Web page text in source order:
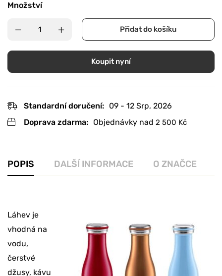
Množství
Přidat do košíku
Koupit nyní
Standardní doručení: 09 - 12 Srp, 2026
Doprava zdarma: Objednávky nad 2 500 Kč
POPIS DALŠÍ INFORMACE O ZNAČCE
Láhev je
vhodná na
vodu,
čerstvé
džusy, kávu